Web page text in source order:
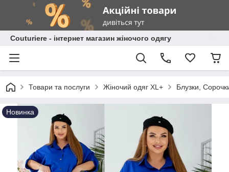
Сouturiere - інтернет магазин жіночого одягу
Товари та послуги Жіночий одяг XL+ Блузки,
Новинка